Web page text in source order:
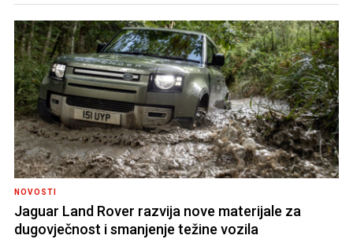
NOVOSTI
Jaguar Land Rover razvija nove materijale za
dugovječnost i smanjenje težine vozila